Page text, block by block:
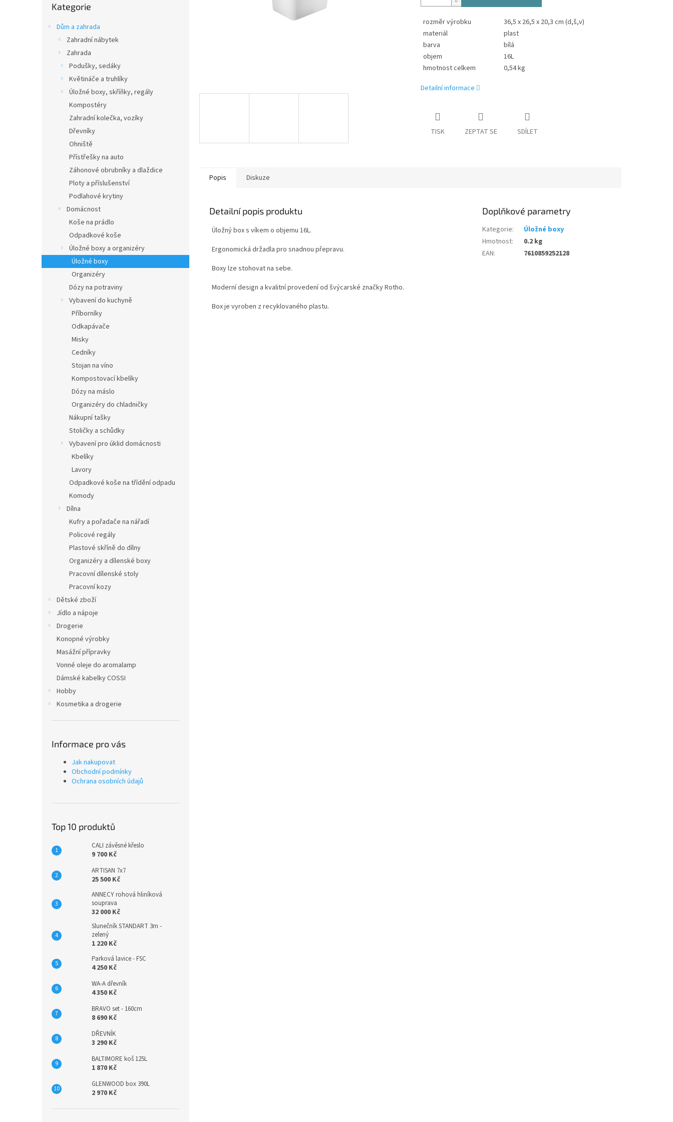
kategorie
Kategorie
Dům a zahrada
Zahradní nábytek
Zahrada
Podušky, sedáky
Květináče a truhlíky
Úložné boxy, skříňky, regály
Kompostéry
Zahradní kolečka, vozíky
Dřevníky
Ohniště
Přístřešky na auto
Záhonové obrubníky a dlaždice
Ploty a příslušenství
Podlahové krytiny
Domácnost
Koše na prádlo
Odpadkové koše
Úložné boxy a organizéry
Úložné boxy
Organizéry
Dózy na potraviny
Vybavení do kuchyně
Příborníky
Odkapávače
Misky
Cedníky
Stojan na víno
Kompostovací kbelíky
Dózy na máslo
Organizéry do chladničky
Nákupní tašky
Stoličky a schůdky
Vybavení pro úklid domácnosti
Kbelíky
Lavory
Odpadkové koše na třídění odpadu
Komody
Dílna
Kufry a pořadače na nářadí
Policové regály
Plastové skříně do dílny
Organizéry a dílenské boxy
Pracovní dílenské stoly
Pracovní kozy
Dětské zboží
Jídlo a nápoje
Drogerie
Konopné výrobky
Masážní přípravky
Vonné oleje do aromalamp
Dámské kabelky COSSI
Hobby
Kosmetika a drogerie
Informace pro vás
Jak nakupovat
Obchodní podmínky
Ochrana osobních údajů
Top 10 produktů
CALI závěsné křeslo
9 700 Kč
ARTISAN 7x7
25 500 Kč
ANNECY rohová hliníková
souprava
32 000 Kč
Slunečník STANDART 3m -
zelený
1 220 Kč
Parková lavice - FSC
4 250 Kč
WA-A dřevník
4 350 Kč
BRAVO set - 160cm
8 690 Kč
DŘEVNÍK
3 290 Kč
BALTIMORE koš 125L
1 870 Kč
GLENWOOD box 390L
2 970 Kč
rozměr výrobku
36,5 x 26,5 x 20,3 cm (d,š,v)
materiál
plast
barva
bílá
objem
16L
hmotnost celkem
0,54 kg
Detailní informace
TISK ZEPTAT SE SDÍLET
Popis Diskuze
Detailní popis produktu
Úložný box s víkem o objemu 16L.
Ergonomická držadla pro snadnou přepravu.
Boxy lze stohovat na sebe.
Moderní design a kvalitní provedení od švýcarské značky Rotho.
Box je vyroben z recyklovaného plastu.
Doplňkové parametry
Kategorie:
Úložné boxy
Hmotnost:
0.2 kg
EAN: 7610859252128